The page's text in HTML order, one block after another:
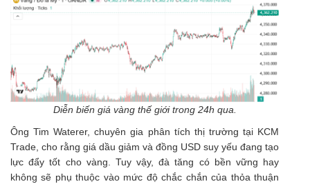
Diễn biến giá vàng thế giới trong 24h qua.
Ông Tim Waterer, chuyên gia phân tích thị trường tại KCM
Trade, cho rằng giá dầu giảm và đồng USD suy yếu đang tạo
lực đẩy tốt cho vàng. Tuy vậy, đà tăng có bền vững hay
không sẽ phụ thuộc vào mức độ chắc chắn của thỏa thuận